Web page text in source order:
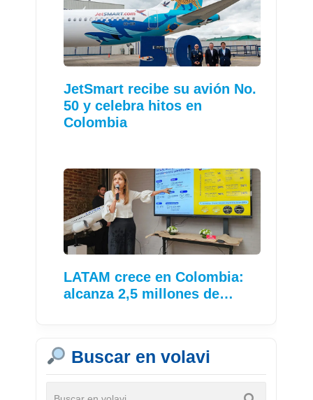
JetSmart recibe su avión No.
50 y celebra hitos en
Colombia
LATAM crece en Colombia:
alcanza 2,5 millones de…
Buscar en volavi